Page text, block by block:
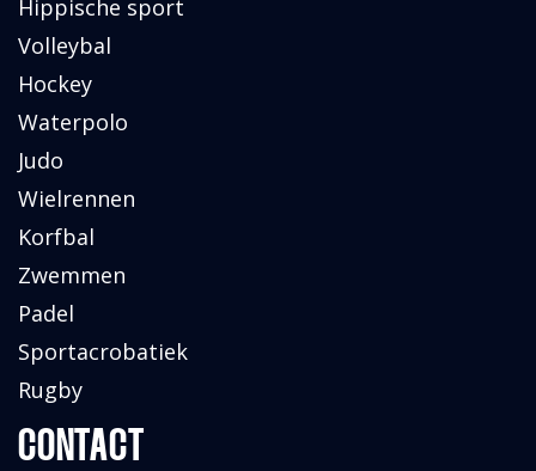
Hippische sport
Volleybal
Hockey
Waterpolo
Judo
Wielrennen
Korfbal
Zwemmen
Padel
Sportacrobatiek
Rugby
CONTACT